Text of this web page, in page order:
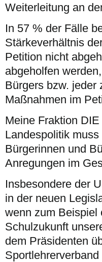
Weiterleitung an
In 57 % der Fälle
Stärkeverhältnis
Petition nicht
abgeholfen
Bürgers bzw. jeder
Maßnahmen im
Meine Fraktion
Landespolitik
Bürgerinnen und
Anregungen im
Insbesondere der
in der neuen
wenn zum Beispiel
Schulzukunft
dem Präsidenten